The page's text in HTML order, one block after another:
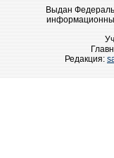
Выдан
Редакция: